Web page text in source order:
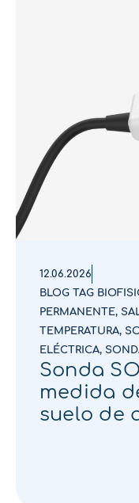
12.06.2026
BLOG TAG
PERMANENTE,
TEMPERATURA,
ELÉCTRICA,
Sonda
medida
suelo de